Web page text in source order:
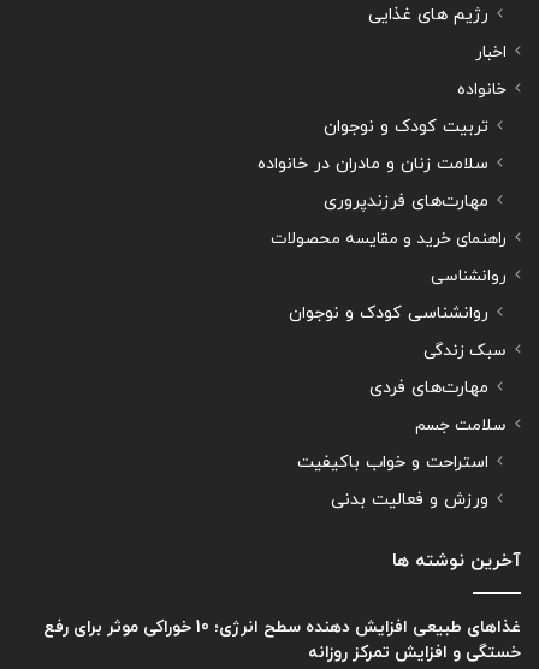
رژیم های غذایی
اخبار
خانواده
تربیت کودک و نوجوان
سلامت زنان و مادران در خانواده
مهارت‌های فرزندپروری
راهنمای خرید و مقایسه محصولات
روانشناسی
روانشناسی کودک و نوجوان
سبک زندگی
مهارت‌های فردی
سلامت جسم
استراحت و خواب باکیفیت
ورزش و فعالیت بدنی
آخرین نوشته ها
غذاهای طبیعی افزایش دهنده سطح انرژی؛ 10 خوراکی موثر برای رفع
خستگی و افزایش تمرکز روزانه